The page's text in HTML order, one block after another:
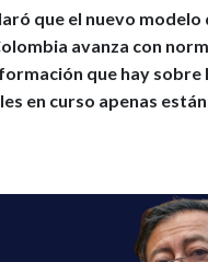
que el nuevo modelo
avanza con
que hay sobre
en curso apenas